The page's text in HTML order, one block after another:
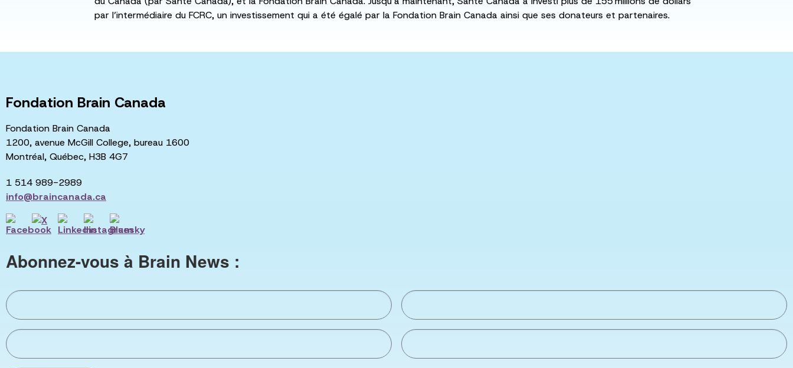
par l’intermédiaire du FCRC, un investissement qui a été égalé par la Fondation Brain Canada ainsi que ses donateurs et partenaires.
Fondation Brain Canada
Fondation Brain Canada
1200, avenue McGill College, bureau 1600
Montréal, Québec, H3B 4G7
1 514 989-2989
info@braincanada.ca
Abonnez-vous à Brain News :